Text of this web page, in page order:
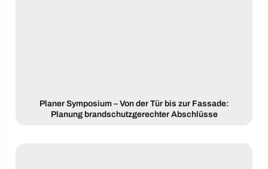
Planer Symposium – Von der Tür bis zur Fassade:
Planung brandschutzgerechter Abschlüsse